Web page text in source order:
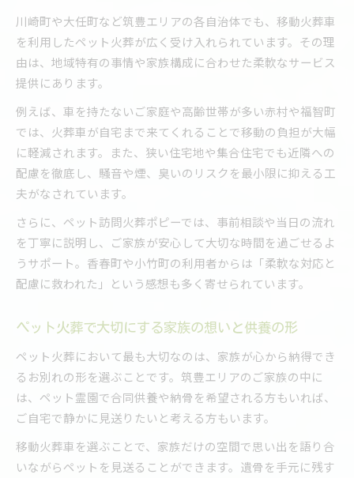
川崎町や大任町など筑豊エリアの各自治体でも、移動火葬車
を利用したペット火葬が広く受け入れられています。その理
由は、地域特有の事情や家族構成に合わせた柔軟なサービス
提供にあります。
例えば、車を持たないご家庭や高齢世帯が多い赤村や福智町
では、火葬車が自宅まで来てくれることで移動の負担が大幅
に軽減されます。また、狭い住宅地や集合住宅でも近隣への
配慮を徹底し、騒音や煙、臭いのリスクを最小限に抑える工
夫がなされています。
さらに、ペット訪問火葬ポピーでは、事前相談や当日の流れ
を丁寧に説明し、ご家族が安心して大切な時間を過ごせるよ
うサポート。香春町や小竹町の利用者からは「柔軟な対応と
配慮に救われた」という感想も多く寄せられています。
ペット火葬で大切にする家族の想いと供養の形
ペット火葬において最も大切なのは、家族が心から納得でき
るお別れの形を選ぶことです。筑豊エリアのご家族の中に
は、ペット霊園で合同供養や納骨を希望される方もいれば、
ご自宅で静かに見送りたいと考える方もいます。
移動火葬車を選ぶことで、家族だけの空間で思い出を語り合
いながらペットを見送ることができます。遺骨を手元に残す